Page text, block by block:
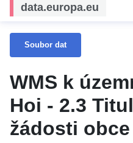
data.europa.eu
Soubor dat
WMS k
Hoi - 2.3
žádosti obce